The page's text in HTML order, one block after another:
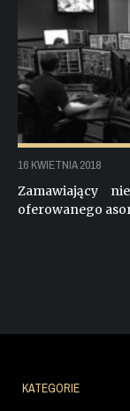
16 KWIETNIA 2018
Zamawiający
oferowanego
KATEGORIE